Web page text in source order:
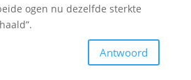
ogen nu dezelfde sterkte
Antwoord